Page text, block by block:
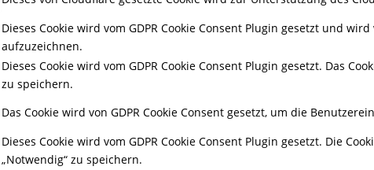
Dieses Cookie wird vom GDPR Cookie Consent Plugin gesetzt und
aufzuzeichnen.
Dieses Cookie wird vom GDPR Cookie Consent Plugin gesetzt. Das
zu speichern.
Das Cookie wird von GDPR Cookie Consent gesetzt, um die
Dieses Cookie wird vom GDPR Cookie Consent Plugin gesetzt. Die
„Notwendig“ zu speichern.